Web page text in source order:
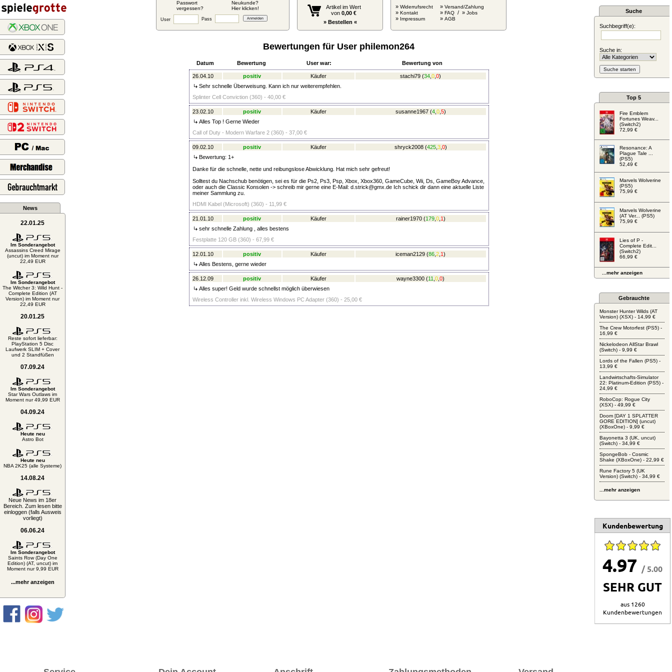
Passwort
vergessen?
Neukunde?
Hier klicken!
User Pass
Artikel im Wert
von 0,00 €
» Bestellen «
» Widerrufsrecht
» Kontakt
» Impressum
» Versand/Zahlung
» FAQ / » Jobs
» AGB
News
22.01.25
Im Sonderangebot
Assassins Creed Mirage
(uncut) im Moment nur
22,49 EUR
Im Sonderangebot
The Witcher 3: Wild Hunt -
Complete Edition (AT
Version) im Moment nur
22,49 EUR
20.01.25
Reste sofort lieferbar:
PlayStation 5 Disc
Laufwerk SLIM + Cover
und 2 Standfüßen
07.09.24
Im Sonderangebot
Star Wars Outlaws im
Moment nur 49,99 EUR
04.09.24
Heute neu
Astro Bot
Heute neu
NBA 2K25 (alle Systeme)
14.08.24
Neue News im 18er
Bereich. Zum lesen bitte
einloggen (falls Ausweis
vorliegt)
06.06.24
Im Sonderangebot
Saints Row (Day One
Edition) (AT, uncut) im
Moment nur 9,99 EUR
...mehr anzeigen
Bewertungen für User philemon264
Datum Bewertung User war: Bewertung von
26.04.10 positiv Käufer stachi79 (34 0 0)
Sehr schnelle Überweisung. Kann ich nur weiterempfehlen.
Splinter Cell Conviction (360) - 40,00 €
23.02.10 positiv Käufer susanne1967 (4, 0, 5)
Alles Top ! Gerne Wieder
Call of Duty - Modern Warfare 2 (360) - 37,00 €
09.02.10 positiv Käufer shryck2008 (425, 3, 0)
Bewertung: 1+
Danke für die schnelle, nette und reibungslose Abwicklung. Hat mich sehr gefreut!
Solltest du Nachschub benötigen, sei es für die Ps2, Ps3, Psp, Xbox, Xbox360, GameCube, Wii, Ds, GameBoy Advance,
oder auch die Classic Konsolen -> schreib mir gerne eine E-Mail: d.strick@gmx.de Ich schick dir dann eine aktuelle Liste
meiner Sammlung zu.
HDMI Kabel (Microsoft) (360) - 11,99 €
21.01.10 positiv Käufer rainer1970 (179, 0, 1)
sehr schnelle Zahlung , alles bestens
Festplatte 120 GB (360) - 67,99 €
12.01.10 positiv Käufer iceman2129 (86 2 1)
Alles Bestens, gerne wieder
26.12.09 positiv Käufer wayne3300 (11 0 0)
Alles super! Geld wurde schnellst möglich überwiesen
Wireless Controller inkl. Wireless Windows PC Adapter (360) - 25,00 €
Suche
Suchbegriff(e):
Suche in:
Top 5
Fire Emblem
Fortunes Weav...
(Switch2)
72,99 €
Resonance: A
Plague Tale ...
(PS5)
52,49 €
Marvels Wolverine
(PS5)
75,99 €
Marvels Wolverine
(AT Ver... (PS5)
75,99 €
Lies of P -
Complete Edit...
(Switch2)
66,99 €
...mehr anzeigen
Gebrauchte
Monster Hunter Wilds (AT
Version) (XSX) - 14,99 €
The Crew Motorfest (PS5) -
16,99 €
Nickelodeon AllStar Brawl
(Switch) - 9,99 €
Lords of the Fallen (PS5) -
13,99 €
Landwirtschafts-Simulator
22: Platinum-Edition (PS5) -
24,99 €
RoboCop: Rogue City
(XSX) - 49,99 €
Doom [DAY 1 SPLATTER
GORE EDITION] (uncut)
(XBoxOne) - 9,99 €
Bayonetta 3 (UK, uncut)
(Switch) - 34,99 €
SpongeBob - Cosmic
Shake (XBoxOne) - 22,99 €
Rune Factory 5 (UK
Version) (Switch) - 34,99 €
...mehr anzeigen
Kundenbewertung
4.97 / 5.00
SEHR GUT
aus 1260
Kundenbewertungen